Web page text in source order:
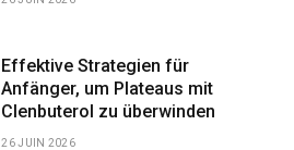
Effektive Strategien für
Anfänger, um Plateaus mit
Clenbuterol zu überwinden
26 JUIN 2026